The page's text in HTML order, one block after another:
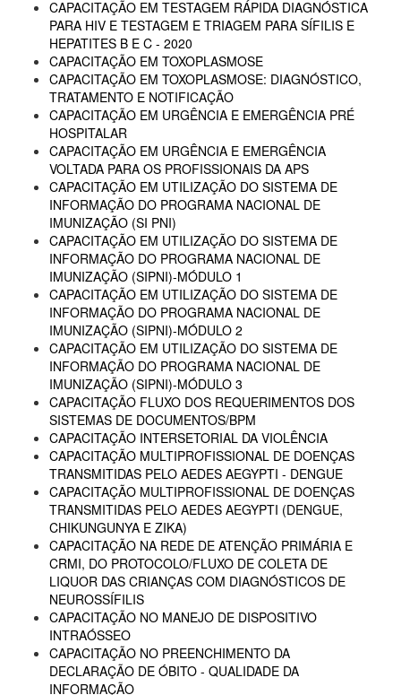
CAPACITAÇÃO EM TESTAGEM RÁPIDA DIAGNÓSTICA
PARA HIV E TESTAGEM E TRIAGEM PARA SÍFILIS E
HEPATITES B E C - 2020
CAPACITAÇÃO EM TOXOPLASMOSE
CAPACITAÇÃO EM TOXOPLASMOSE: DIAGNÓSTICO,
TRATAMENTO E NOTIFICAÇÃO
CAPACITAÇÃO EM URGÊNCIA E EMERGÊNCIA PRÉ
HOSPITALAR
CAPACITAÇÃO EM URGÊNCIA E EMERGÊNCIA
VOLTADA PARA OS PROFISSIONAIS DA APS
CAPACITAÇÃO EM UTILIZAÇÃO DO SISTEMA DE
INFORMAÇÃO DO PROGRAMA NACIONAL DE
IMUNIZAÇÃO (SI PNI)
CAPACITAÇÃO EM UTILIZAÇÃO DO SISTEMA DE
INFORMAÇÃO DO PROGRAMA NACIONAL DE
IMUNIZAÇÃO (SIPNI)-MÓDULO 1
CAPACITAÇÃO EM UTILIZAÇÃO DO SISTEMA DE
INFORMAÇÃO DO PROGRAMA NACIONAL DE
IMUNIZAÇÃO (SIPNI)-MÓDULO 2
CAPACITAÇÃO EM UTILIZAÇÃO DO SISTEMA DE
INFORMAÇÃO DO PROGRAMA NACIONAL DE
IMUNIZAÇÃO (SIPNI)-MÓDULO 3
CAPACITAÇÃO FLUXO DOS REQUERIMENTOS DOS
SISTEMAS DE DOCUMENTOS/BPM
CAPACITAÇÃO INTERSETORIAL DA VIOLÊNCIA
CAPACITAÇÃO MULTIPROFISSIONAL DE DOENÇAS
TRANSMITIDAS PELO AEDES AEGYPTI - DENGUE
CAPACITAÇÃO MULTIPROFISSIONAL DE DOENÇAS
TRANSMITIDAS PELO AEDES AEGYPTI (DENGUE,
CHIKUNGUNYA E ZIKA)
CAPACITAÇÃO NA REDE DE ATENÇÃO PRIMÁRIA E
CRMI, DO PROTOCOLO/FLUXO DE COLETA DE
LIQUOR DAS CRIANÇAS COM DIAGNÓSTICOS DE
NEUROSSÍFILIS
CAPACITAÇÃO NO MANEJO DE DISPOSITIVO
INTRAÓSSEO
CAPACITAÇÃO NO PREENCHIMENTO DA
DECLARAÇÃO DE ÓBITO - QUALIDADE DA
INFORMAÇÃO